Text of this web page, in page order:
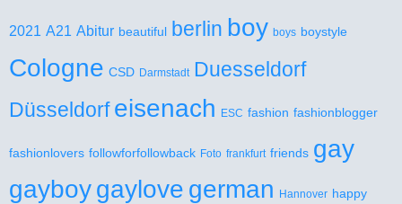
2021 A21 Abitur beautiful berlin boy boys boystyle
Cologne CSD Darmstadt Duesseldorf
Düsseldorf eisenach ESC fashion fashionblogger
fashionlovers followforfollowback Foto frankfurt friends gay
gayboygaylove german Hannover happy